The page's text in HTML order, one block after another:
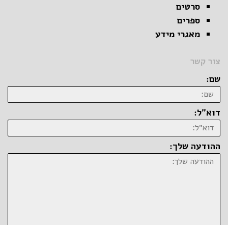
סרטים
ספרים
מאגרי מידע
צור קשר
שם:
דוא״ל:
ההודעה שלך: